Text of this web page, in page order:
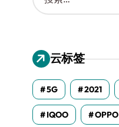
：
云标签
5G 2021
IQOO OPPO